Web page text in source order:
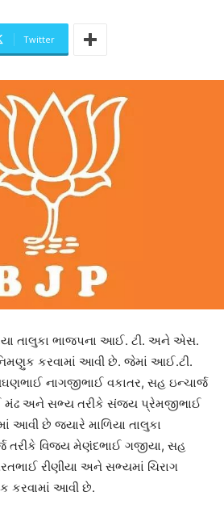
Twitter
તાલુકા ભાજપના આઈ. ટી. અને એસ.
નિમણુક કરવામાં આવી છે. જેમાં આઈ.ટી.
નાગજીભાઈ વકાતર, સહ ઇન્ચાર્જ
મંઢ અને સભ્ય તરીકે સંજય પ્રેમજીભાઈ
આવી છે જયારે માળિયા તાલુકા
તરીકે વિજય મેણંદભાઈ ગજીયા, સહ
રીણીયા અને સભ્યમાં ચિરાગ
કરવામાં આવી છે.